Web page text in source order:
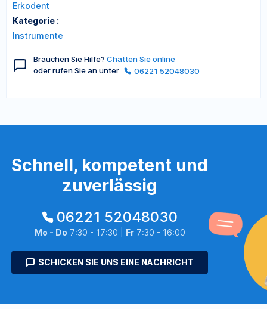
Erkodent
Kategorie :
Instrumente
Brauchen Sie Hilfe? Chatten Sie online
oder rufen Sie an unter
06221 52048030
Schnell, kompetent und
zuverlässig
06221 52048030
Mo - Do 7:30 - 17:30 | Fr7:30 - 16:00
SCHICKEN SIE UNS EINE NACHRICHT